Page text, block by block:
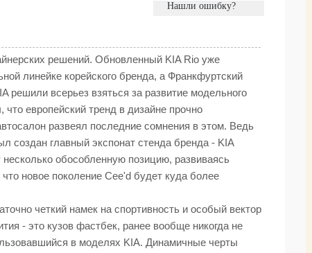
Нашли ошибку?
решений. Обновленный KIA Rio уже
линейке корейского бренда, а Франкфуртский
решили всерьез взяться за развитие модельного
европейский тренд в дизайне прочно
развеял последние сомнения в этом. Ведь
создан главный экспонат стенда бренда - KIA
обособленную позицию, развиваясь
новое поколение Cee'd будет куда более
четкий намек на спортивность и особый вектор
- это кузов фастбек, ранее вообще никогда не
в моделях KIA. Динамичные черты